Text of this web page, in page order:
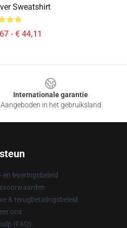
Sweatshirt
- € 44,11
Internationale garantie
Aangeboden in het gebruiksland
en leveringsbeleid
& terugbetalingsbeleid
ons
(FAQ)